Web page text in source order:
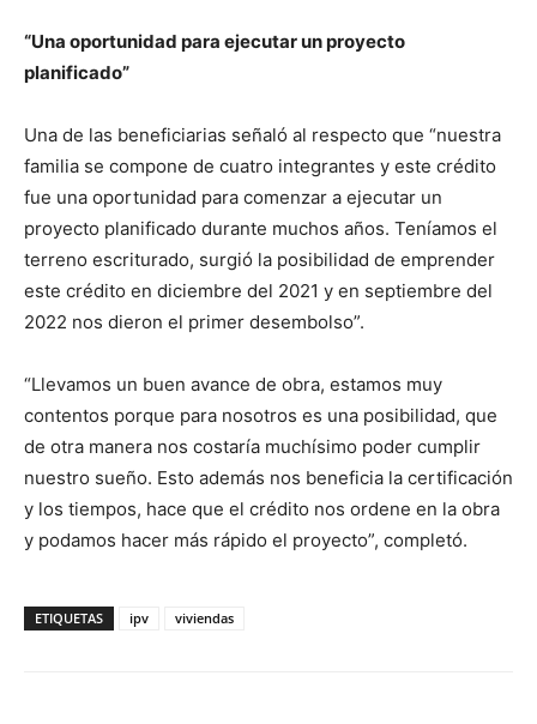
“Una oportunidad para ejecutar un proyecto
planificado”
Una de las beneficiarias señaló al respecto que “nuestra
familia se compone de cuatro integrantes y este crédito
fue una oportunidad para comenzar a ejecutar un
proyecto planificado durante muchos años. Teníamos el
terreno escriturado, surgió la posibilidad de emprender
este crédito en diciembre del 2021 y en septiembre del
2022 nos dieron el primer desembolso”.
“Llevamos un buen avance de obra, estamos muy
contentos porque para nosotros es una posibilidad, que
de otra manera nos costaría muchísimo poder cumplir
nuestro sueño. Esto además nos beneficia la certificación
y los tiempos, hace que el crédito nos ordene en la obra
y podamos hacer más rápido el proyecto”, completó.
ETIQUETAS ipv viviendas